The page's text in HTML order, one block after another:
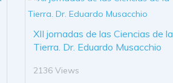
XII jornadas de las Ciencias de la
Tierra. Dr. Eduardo Musacchio
2136 Views